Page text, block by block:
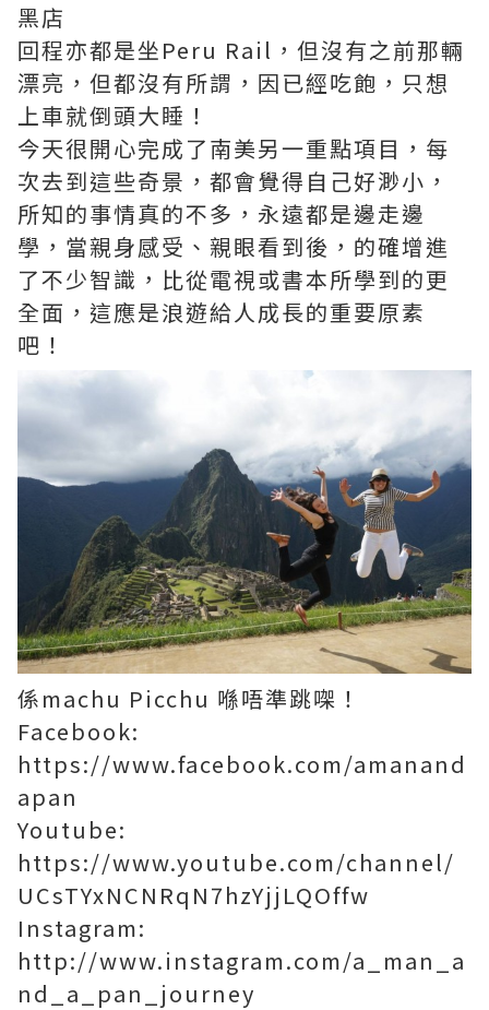
黑店
回程亦都是坐Peru Rail，但沒有之前那輛
漂亮，但都沒有所謂，因已經吃飽，只想
上車就倒頭大睡！
今天很開心完成了南美另一重點項目，每
次去到這些奇景，都會覺得自己好渺小，
所知的事情真的不多，永遠都是邊走邊
學，當親身感受、親眼看到後，的確增進
了不少智識，比從電視或書本所學到的更
全面，這應是浪遊給人成長的重要原素
吧！
係machu Picchu 喺唔準跳㗎！
Facebook:
https://www.facebook.com/amanand
apan
Youtube:
https://www.youtube.com/channel/
UCsTYxNCNRqN7hzYjjLQOffw
Instagram:
http://www.instagram.com/a_man_a
nd_a_pan_journey